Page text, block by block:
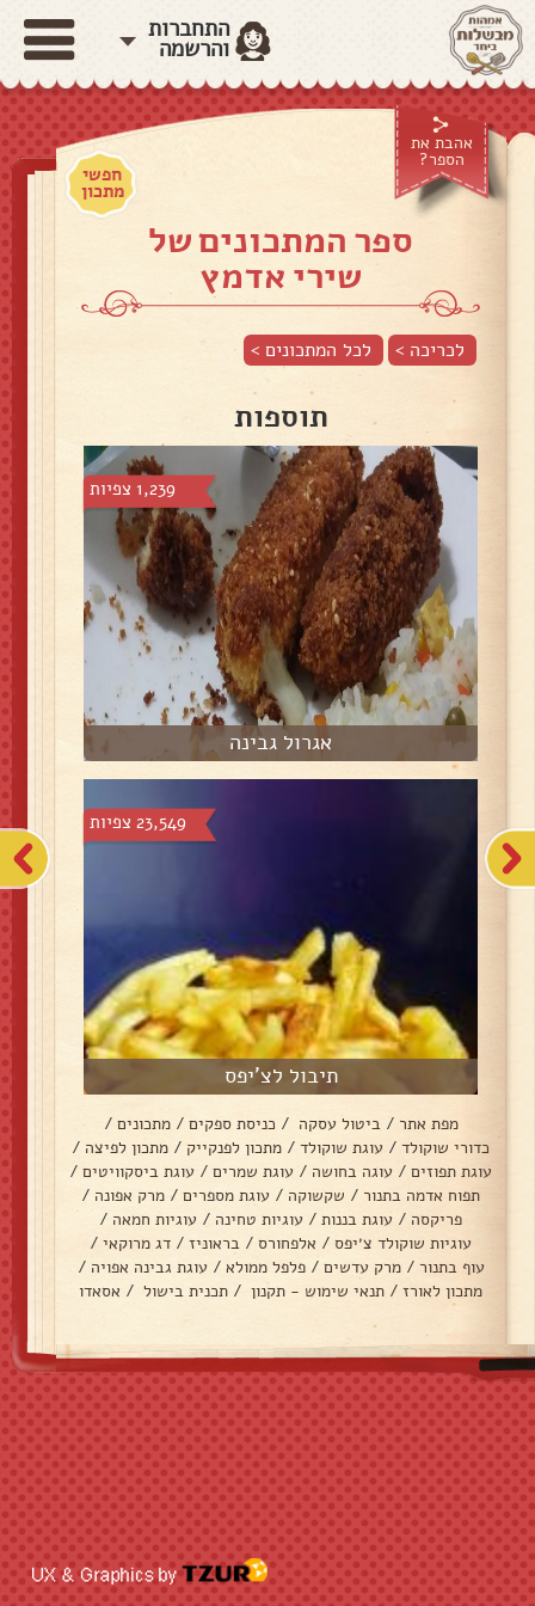
התחברות
והרשמה
אהבת את
הספר?
חפשי
מתכון
ספר המתכונים של
שירי אדמץ
לכריכה > לכל המתכונים >
תוספות
1,239 צפיות
אגרול גבינה
23,549 צפיות
תיבול לצ'יפס
מפת אתר / ביטול עסקה / כניסת ספקים / מתכונים /
כדורי שוקולד / עוגת שוקולד / מתכון לפנקייק / מתכון לפיצה /
עוגת תפוזים / עוגה בחושה / עוגת שמרים / עוגת ביסקוויטים /
תפוח אדמה בתנור / שקשוקה / עוגת מספרים / מרק אפונה /
פריקסה / עוגת בננות / עוגיות טחינה / עוגיות חמאה /
עוגיות שוקולד צ׳יפס / אלפחורס / בראוניז / דג מרוקאי /
עוף בתנור / מרק עדשים / פלפל ממולא / עוגת גבינה אפויה /
מתכון לאורז / תנאי שימוש - תקנון / תכנית בישול / אסאדו